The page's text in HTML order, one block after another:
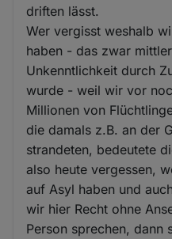
driften lässt.
Wer vergisst weshalb
haben - das zwar
Unkenntlichkeit durch
wurde - weil wir vor
Millionen von
die damals z.B. an der
strandeten, bedeutete
also heute vergessen,
auf Asyl haben und
wir hier Recht ohne
Person sprechen, dann